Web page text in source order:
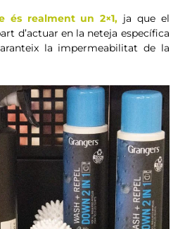
és realment un 2×1, ja que el
d’actuar en la neteja específica
la impermeabilitat de la